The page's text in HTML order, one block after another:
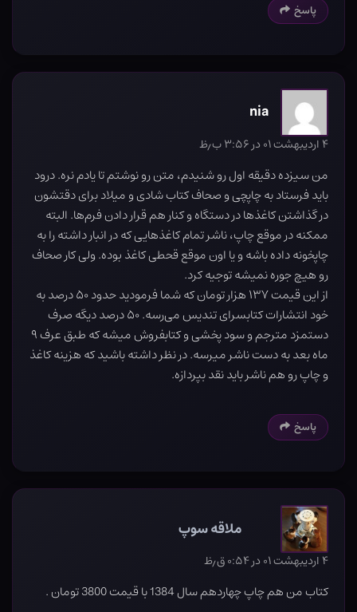
پاسخ
nia
۴ اردیبهشت ۰۱ در ۳:۵۶ ب٫ظ
من سیزده دقیقه اول رو شنیدم، متن رو نوشتم تا یادم نره. درود
باید فرستاد به چاپچی و صحاف کتاب شادی و میلاد برای دقتشون
در گذاشتن کاغذها در دستگاه و کنار هم قرار دادن فرم‌ها. البته
ممکنه در موقع چاپ، ناشر تمام کاغذهایی که در انبار داشته را به
چاپخونه داده باشه و یا اون موقع قحطی کاغذ بوده. ولی کار صحاف
رو هیچ جوره نمیشه توجیه کرد.
از این قیمت ۱۳۷ هزار تومان که شما فرمودید حدود ۵۰ درصد به
خود انتشارات کتابسرای تندیس می‌رسه. ۵۰ درصد دیگه صرف
دستمزد مترجم و سود پخشی و کتابفروش میشه که طبق عرف ۹
ماه بعد به دست ناشر میرسه. در نظر داشته باشید که هزینه کاغذ
و چاپ رو هم ناشر باید نقد بپردازه.
پاسخ
ملاقه سوپ
۴ اردیبهشت ۰۱ در ۰:۵۴ ق٫ظ
کتاب من هم چاپ چهاردهم سال 1384 با قیمت 3800 تومان .